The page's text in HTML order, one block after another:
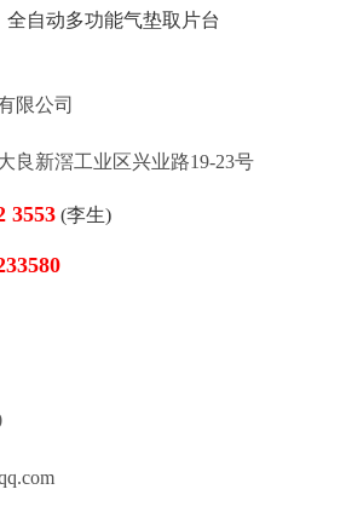
全自动多功能气垫取片台
限公司
良新滘工业区兴业路19-23号
3553 (李生)